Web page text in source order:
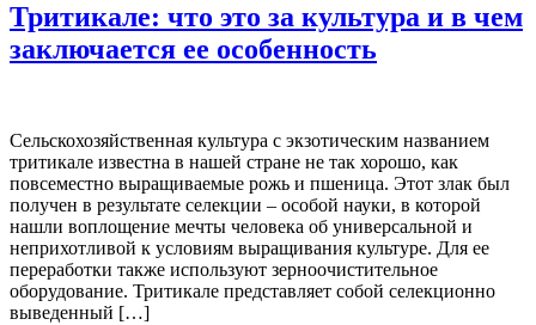
Тритикале: что это за культура и в чем
заключается ее особенность
Сельскохозяйственная культура с экзотическим названием
тритикале известна в нашей стране не так хорошо, как
повсеместно выращиваемые рожь и пшеница. Этот злак был
получен в результате селекции – особой науки, в которой
нашли воплощение мечты человека об универсальной и
неприхотливой к условиям выращивания культуре. Для ее
переработки также используют зерноочистительное
оборудование. Тритикале представляет собой селекционно
выведенный […]